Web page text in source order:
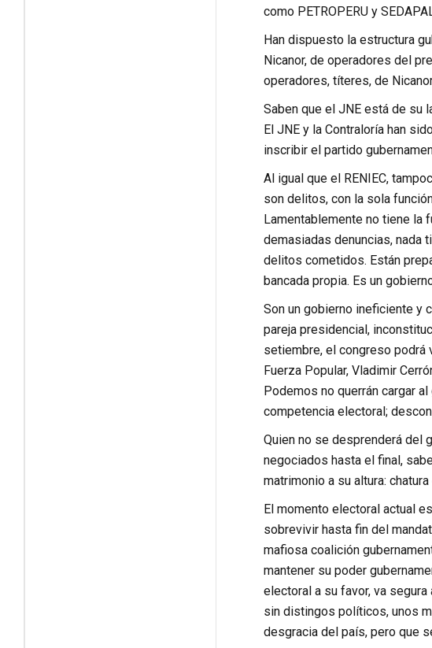
como PETROPERU y
Han dispuesto la estructura
Nicanor, de operadores del
operadores, títeres, de
Saben que el JNE está de su
El JNE y la Contraloría han
inscribir el partido
Al igual que el RENIEC,
son delitos, con la sola
Lamentablemente no tiene la
demasiadas denuncias, nada
delitos cometidos. Están
bancada propia. Es un
Son un gobierno ineficiente y
pareja presidencial,
setiembre, el congreso podrá
Fuerza Popular, Vladimir
Podemos no querrán cargar
competencia electoral;
Quien no se desprenderá del
negociados hasta el final,
matrimonio a su altura:
El momento electoral actual
sobrevivir hasta fin del
mafiosa coalición
mantener su poder
electoral a su favor, va
sin distingos políticos, unos
desgracia del país, pero que